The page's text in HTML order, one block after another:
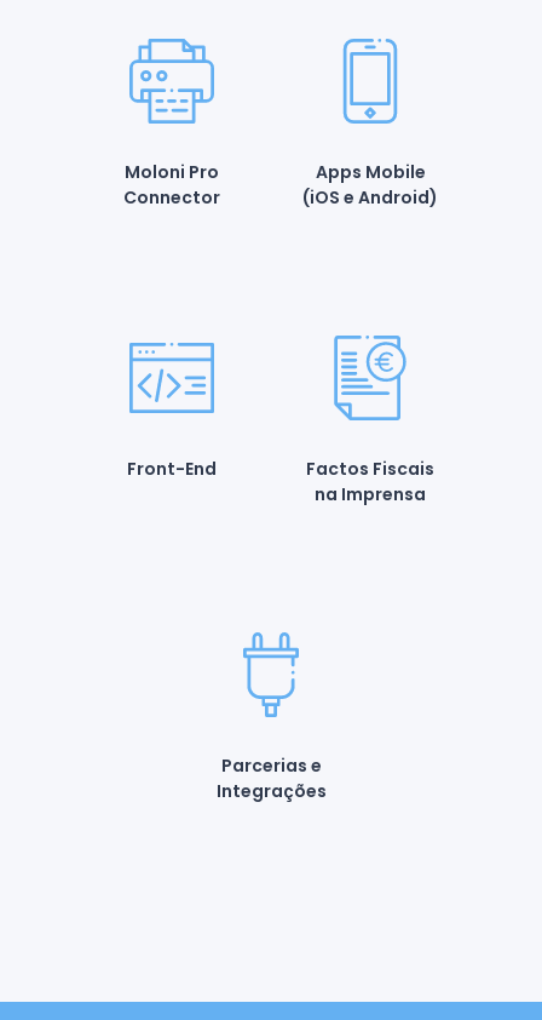
Moloni Pro
Connector
Apps Mobile
(iOS e Android)
Front-End
Factos Fiscais
na Imprensa
Parcerias e
Integrações